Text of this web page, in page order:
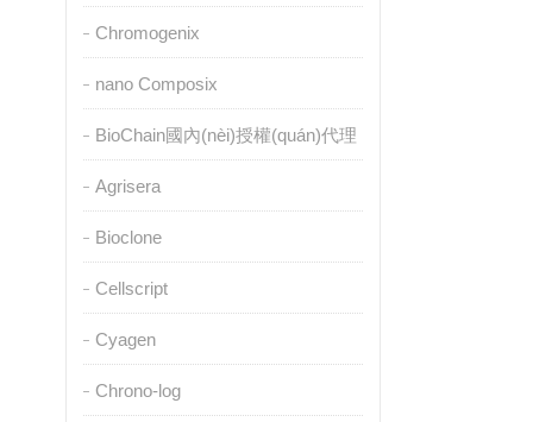
Chromogenix
nano Composix
BioChain國內(nèi)授權(quán)代理
Agrisera
Bioclone
Cellscript
Cyagen
Chrono-log